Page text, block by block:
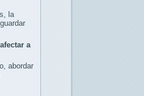
la
a
abordar